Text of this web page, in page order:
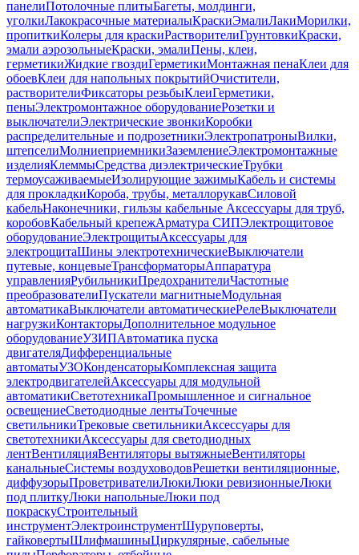
панелиПотолочные плитыБагеты, молдинги,
уголкиЛакокрасочные материалыКраскиЭмалиЛакиМорилки,
пропиткиКолеры для краскиРастворителиГрунтовкиКраски,
эмали аэрозольныеКраски, эмалиПены, клеи,
герметикиЖидкие гвоздиГерметикиМонтажная пенаКлеи для
обоевКлеи для напольных покрытийОчистители,
растворителиФиксаторы резьбыКлеиГерметики,
пеныЭлектромонтажное оборудованиеРозетки и
выключателиЭлектрические звонкиКоробки
распределительные и подрозетникиЭлектропатроныВилки,
штепселиМолниеприемникиЗаземлениеЭлектромонтажные
изделияКлеммыСредства диэлектрическиеТрубки
термоусаживаемыеИзолирующие зажимыКабель и системы
для прокладкиКороба, трубы, металлорукавСиловой
кабельНаконечники, гильзы кабельные Аксессуары для труб,
коробовКабельный крепежАрматура СИПЭлектрощитовое
оборудованиеЭлектрощитыАксессуары для
электрощитаШины электротехническиеВыключатели
путевые, концевыеТрансформаторыАппаратура
управленияРубильникиПредохранителиЧастотные
преобразователиПускатели магнитныеМодульная
автоматикаВыключатели автоматическиеРелеВыключатели
нагрузкиКонтакторыДополнительное модульное
оборудованиеУЗИПАвтоматика пуска
двигателяДифференциальные
автоматыУЗОКонденсаторыКомплексная защита
электродвигателейАксессуары для модульной
автоматикиСветотехникаПромышленное и сигнальное
освещениеСветодиодные лентыТочечные
светильникиТрековые светильникиАксессуары для
светотехникиАксессуары для светодиодных
лентВентиляцияВентиляторы вытяжныеВентиляторы
канальныеСистемы воздуховодовРешетки вентиляционные,
диффузорыПроветривателиЛюкиЛюки ревизионныеЛюки
под плиткуЛюки напольныеЛюки под
покраскуСтроительный
инструментЭлектроинструментШуруповерты,
гайковертыШлифмашиныЦиркулярные, сабельные